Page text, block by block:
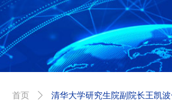
首页 ꄲ 清华大学研究生院副院长王凯